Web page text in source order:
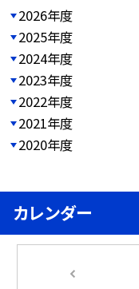
2026年度
2025年度
2024年度
2023年度
2022年度
2021年度
2020年度
カレンダー